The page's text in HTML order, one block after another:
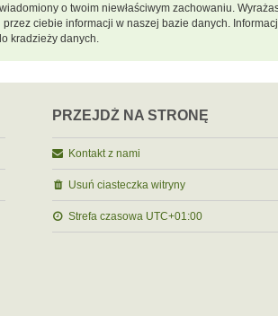
o twoim niewłaściwym zachowaniu.
ciebie informacji w naszej bazie danych.
kradzieży danych.
PRZEJDŹ NA STRONĘ
Kontakt z nami
Usuń ciasteczka witryny
Strefa czasowa UTC+01:00